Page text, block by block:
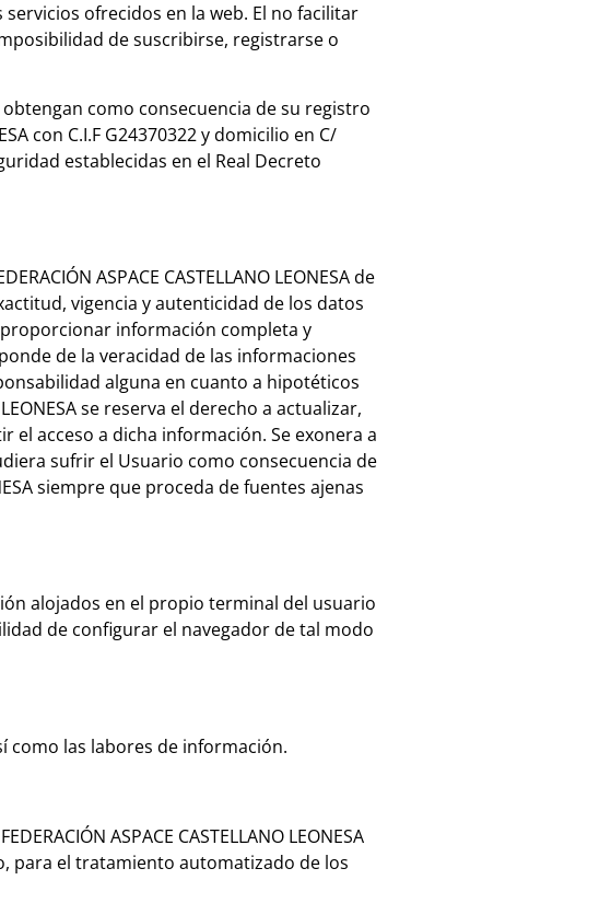
ofrecidos en la web. El no facilitar
de suscribirse, registrarse o
como consecuencia de su registro
con C.I.F G24370322 y domicilio en C/
establecidas en el Real Decreto
ASPACE CASTELLANO LEONESA de
vigencia y autenticidad de los datos
información completa y
de la veracidad de las informaciones
alguna en cuanto a hipotéticos
se reserva el derecho a actualizar,
acceso a dicha información. Se exonera a
sufrir el Usuario como consecuencia de
siempre que proceda de fuentes ajenas
alojados en el propio terminal del usuario
de configurar el navegador de tal modo
como las labores de información.
ASPACE CASTELLANO LEONESA
para el tratamiento automatizado de los